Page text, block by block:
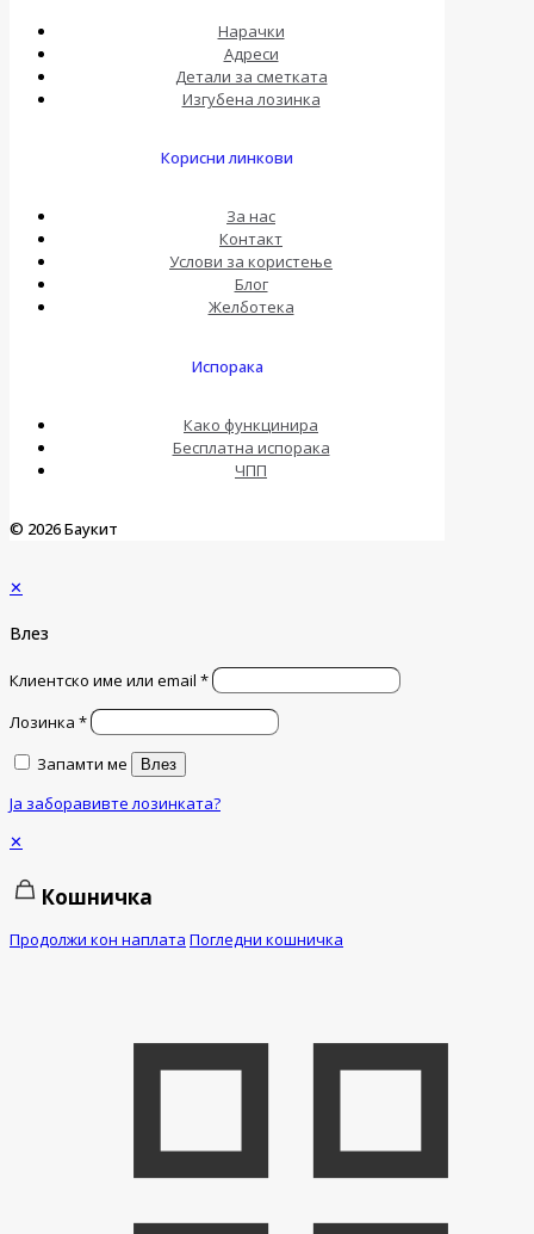
Нарачки
Адреси
Детали за сметката
Изгубена лозинка
Корисни линкови
За нас
Контакт
Услови за користење
Блог
Желботека
Испорака
Како функцинира
Бесплатна испорака
ЧПП
© 2026 Баукит
✕
Влез
Клиентско име или email *
Лозинка *
Запамти ме
Влез
Ја заборавивте лозинката?
✕
Кошничка
Продолжи кон наплата Погледни кошничка